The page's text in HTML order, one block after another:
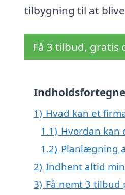
tilbygning til at
Få 3 tilbud,
1) Hvad kan et
1.1) Hvordan kan
1.2) Planlægning
2) Indhent altid
3) Få nemt 3